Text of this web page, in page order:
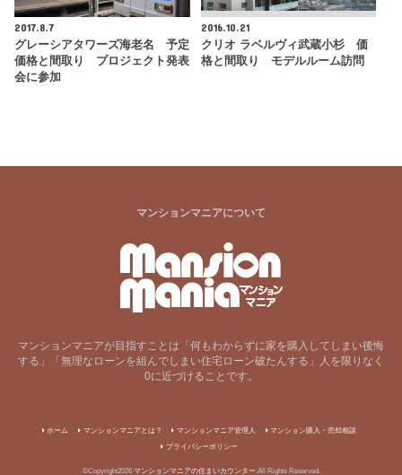
2017.8.7
グレーシアタワーズ海老名 予定
価格と間取り プロジェクト発表
会に参加
2016.10.21
クリオ ラベルヴィ武蔵小杉 価
格と間取り モデルルーム訪問
マンションマニアについて
マンションマニアが目指すことは「何もわからずに家を購入してしまい後悔
する」「無理なローンを組んでしまい住宅ローン破たんする」人を限りなく
0に近づけることです。
ホーム マンションマニアとは？ マンションマニア管理人
マンション購入・売却相談
プライバシーポリシー
©Copyright2026 マンションマニアの住まいカウンター.All Rights Reserved.